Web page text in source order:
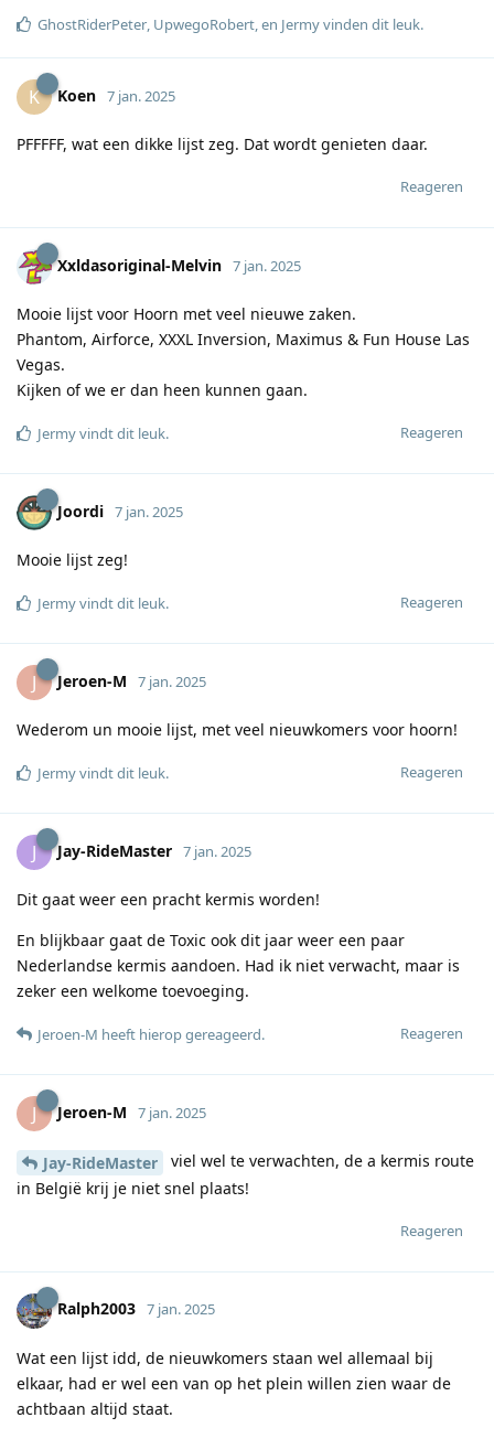
GhostRiderPeter, UpwegoRobert, en Jermyvinden dit leuk.
K Koen 7 jan. 2025
PFFFFF, wat een dikke lijst zeg. Dat wordt genieten daar.
Reageren
Xxldasoriginal-Melvin 7 jan. 2025
Mooie lijst voor Hoorn met veel nieuwe zaken.
Phantom, Airforce, XXXL Inversion, Maximus & Fun House Las
Vegas.
Kijken of we er dan heen kunnen gaan.
Reageren
Jermyvindt dit leuk.
Joordi 7 jan. 2025
Mooie lijst zeg!
Reageren
Jermyvindt dit leuk.
J Jeroen-M 7 jan. 2025
Wederom un mooie lijst, met veel nieuwkomers voor hoorn!
Reageren
Jermyvindt dit leuk.
J Jay-RideMaster 7 jan. 2025
Dit gaat weer een pracht kermis worden!
En blijkbaar gaat de Toxic ook dit jaar weer een paar
Nederlandse kermis aandoen. Had ik niet verwacht, maar is
zeker een welkome toevoeging.
Reageren
Jeroen-M heeft hierop gereageerd.
J Jeroen-M 7 jan. 2025
Jay-RideMaster
viel wel te verwachten, de a kermis route
in België krij je niet snel plaats!
Reageren
Ralph2003 7 jan. 2025
Wat een lijst idd, de nieuwkomers staan wel allemaal bij
elkaar, had er wel een van op het plein willen zien waar de
achtbaan altijd staat.